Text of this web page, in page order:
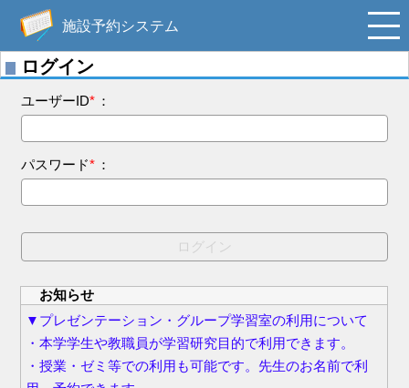
施設予約システム
ログイン
ユーザーID* ：
パスワード* ：
ログイン
お知らせ
▼プレゼンテーション・グループ学習室の利用について
・本学学生や教職員が学習研究目的で利用できます。
・授業・ゼミ等での利用も可能です。先生のお名前で利